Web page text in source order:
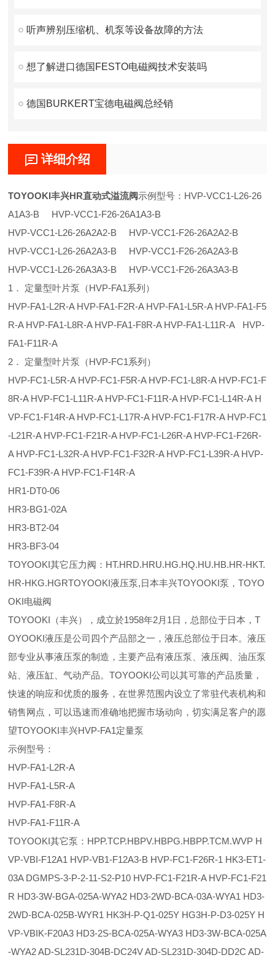
听声辨别压缩机、机泵等设备故障的方法
想了解进口德国FESTO电磁阀技术安装吗
德国BURKERT宝德电磁阀总经销
详细介绍
TOYOOKI丰兴HR直动式溢流阀示例型号：HVP-VCC1-L26-26
A1A3-B HVP-VCC1-F26-26A1A3-B
HVP-VCC1-L26-26A2A2-B HVP-VCC1-F26-26A2A2-B
HVP-VCC1-L26-26A2A3-B HVP-VCC1-F26-26A2A3-B
HVP-VCC1-L26-26A3A3-B HVP-VCC1-F26-26A3A3-B
1． 定量型叶片泵（HVP-FA1系列）
HVP-FA1-L2R-A HVP-FA1-F2R-A HVP-FA1-L5R-A HVP-FA1-F5
R-A HVP-FA1-L8R-A HVP-FA1-F8R-A HVP-FA1-L11R-A HVP-
FA1-F11R-A
2． 定量型叶片泵（HVP-FC1系列）
HVP-FC1-L5R-A HVP-FC1-F5R-A HVP-FC1-L8R-A HVP-FC1-F
8R-A HVP-FC1-L11R-A HVP-FC1-F11R-A HVP-FC1-L14R-A H
VP-FC1-F14R-A HVP-FC1-L17R-A HVP-FC1-F17R-A HVP-FC1
-L21R-A HVP-FC1-F21R-A HVP-FC1-L26R-A HVP-FC1-F26R-
A HVP-FC1-L32R-A HVP-FC1-F32R-A HVP-FC1-L39R-A HVP-
FC1-F39R-A HVP-FC1-F14R-A
HR1-DT0-06
HR3-BG1-02A
HR3-BT2-04
HR3-BF3-04
TOYOOKI其它压力阀：HT.HRD.HRU.HG.HQ.HU.HB.HR-HKT.
HR-HKG.HGRTOYOOKI液压泵,日本丰兴TOYOOKI泵，TOYO
OKI电磁阀
TOYOOKI（丰兴），成立於1958年2月1日，总部位于日本，T
OYOOKI液压是公司四个产品部之一，液压总部位于日本。液压
部专业从事液压泵的制造，主要产品有液压泵、液压阀、油压泵
站、液压缸、气动产品。TOYOOKI公司以其可靠的产品质量，
快速的响应和优质的服务，在世界范围内设立了常驻代表机构和
销售网点，可以迅速而准确地把握市场动向，切实满足客户的愿
望TOYOOKI丰兴HVP-FA1定量泵
示例型号：
HVP-FA1-L2R-A
HVP-FA1-L5R-A
HVP-FA1-F8R-A
HVP-FA1-F11R-A
TOYOOKI其它泵：HPP.TCP.HBPV.HBPG.HBPP.TCM.WVP H
VP-VBI-F12A1 HVP-VB1-F12A3-B HVP-FC1-F26R-1 HK3-ET1-
03A DGMPS-3-P-2-11-S2-P10 HVP-FC1-F21R-A HVP-FC1-F21
R HD3-3W-BGA-025A-WYA2 HD3-2WD-BCA-03A-WYA1 HD3-
2WD-BCA-025B-WYR1 HK3H-P-Q1-025Y HG3H-P-D3-025Y H
VP-VBIK-F20A3 HD3-2S-BCA-025A-WYA3 HD3-3W-BCA-025A
-WYA2 AD-SL231D-304B-DC24V AD-SL231D-304D-DD2C AD-